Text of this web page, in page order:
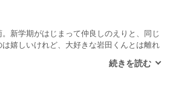
新学期がはじまって仲良しのえりと、同じ
は嬉しいけれど、大好きな岩田くんとは離れ
「透きとおるとき」を収録。